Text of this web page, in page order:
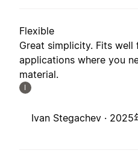
Flexible
Great simplicity. Fits
applications where you
material.
I
Ivan Stegachev · 2025